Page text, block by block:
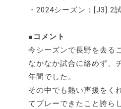
・2024シーズン：[J3] 2
■コメント
今シーズンで長野を去る
なかなか試合に絡めず、
年間でした。
その中でも熱い声援をく
てプレーできたこと誇ら